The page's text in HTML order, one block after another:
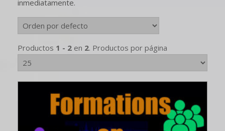
inmediatamente.
Productos 1 - 2 en 2. Productos por página